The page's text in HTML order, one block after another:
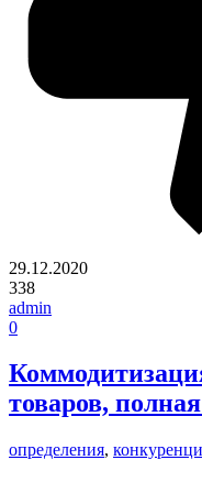
29.12.2020
338
admin
0
товаров,
определения,